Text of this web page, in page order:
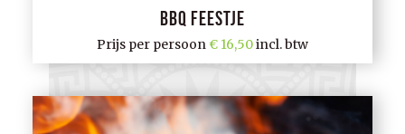
BBQ Feestje
Prijs per persoon 16,50incl. btw